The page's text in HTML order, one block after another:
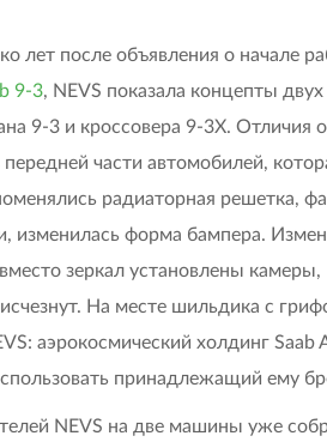
лет после объявления о начале
9-3, NEVS показала концепты двух
9-3 и кроссовера 9-3X. Отличия
части автомобилей,
радиаторная решетка,
изменилась форма бампера.
зеркал установлены камеры,
На месте шильдика с
аэрокосмический холдинг Saab
принадлежащий ему
NEVS на две машины уже